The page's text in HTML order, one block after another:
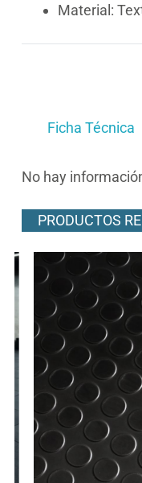
Material:
Ficha Técnica
No hay
PRODUCTOS